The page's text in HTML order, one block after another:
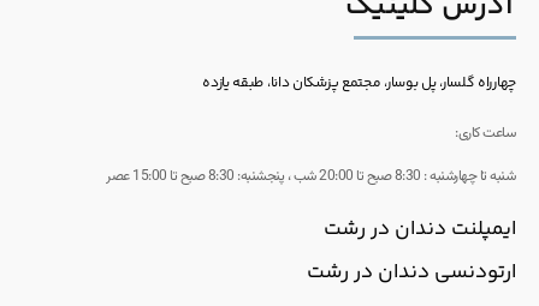
چهارراه گلسار، پل بوسار، مجتمع پزشکان دانا، طبقه یازده
ساعت کاری:
شنبه تا چهارشنبه : 8:30 صبح تا 20:00 شب ، پنجشنبه: 8:30 صبح تا 15:00 عصر
ایمپلنت دندان در رشت
ارتودنسی دندان در رشت